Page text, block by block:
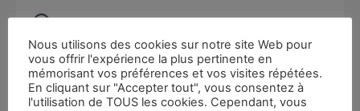
Nous utilisons des cookies sur notre site Web pour
vous offrir l'expérience la plus pertinente en
mémorisant vos préférences et vos visites répétées.
En cliquant sur "Accepter tout", vous consentez à
l'utilisation de TOUS les cookies. Cependant, vous